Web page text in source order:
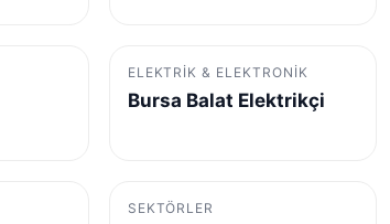
ELEKTRIK & ELEKTRONIK
Bursa Balat Elektrikçi
SEKTÖRLER